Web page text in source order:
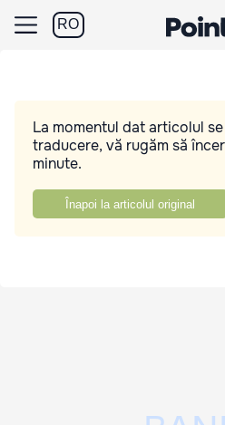
RO
La momentul dat articolul
traducere, vă rugăm să
minute.
Înapoi la articolul original